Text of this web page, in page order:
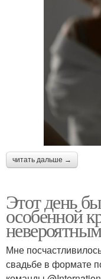
читать дальше →
Этот день
особенной
Мне
свадьбе в формате